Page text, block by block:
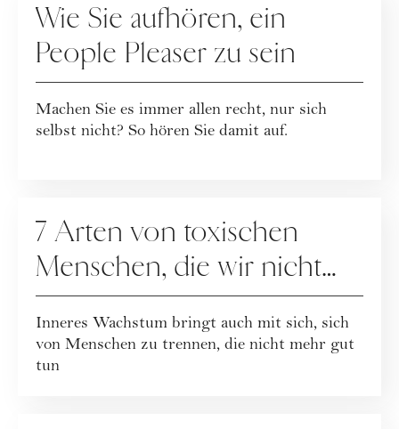
Wie Sie aufhören, ein
People Pleaser zu sein
Machen Sie es immer allen recht, nur sich
selbst nicht? So hören Sie damit auf.
7 Arten von toxischen
Menschen, die wir nicht
mehr brauchen
Inneres Wachstum bringt auch mit sich, sich
von Menschen zu trennen, die nicht mehr gut
tun